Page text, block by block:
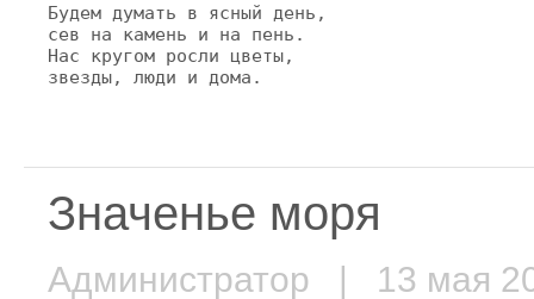
Будем думать в ясный день,
сев на камень и на пень.
Нас кругом росли цветы,
звезды, люди и дома.
Значенье моря
Администратор | 13 мая